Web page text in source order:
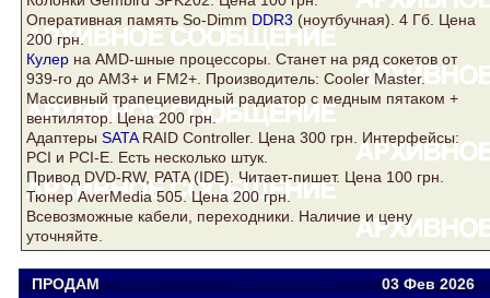
Оперативная память So-Dimm DDR3 (ноутбучная). 4 Гб. Цена
200 грн.
Кулер на AMD-шные процессоры. Станет на ряд сокетов от
939-го до AM3+ и FM2+. Производитель: Cooler Master.
Массивный трапециевидный радиатор с медным пятаком +
вентилятор. Цена 200 грн.
Адаптеры SATARAID Controller. Цена 300 грн. Интерфейсы:
PCI и PCI-E. Есть несколько штук.
Привод DVD-RW, PATA (IDE). Читает-пишет. Цена 100 грн.
Тюнер AverMedia 505. Цена 200 грн.
Всевозможные кабели, переходники. Наличие и цену
уточняйте.
ПРОДАМ Viator viatora@ukr.net 03 Фев2026